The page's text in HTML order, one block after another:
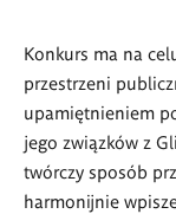
Konkurs ma na
przestrzeni
upamiętnieniem
jego związków z
twórczy sposób
harmonijnie